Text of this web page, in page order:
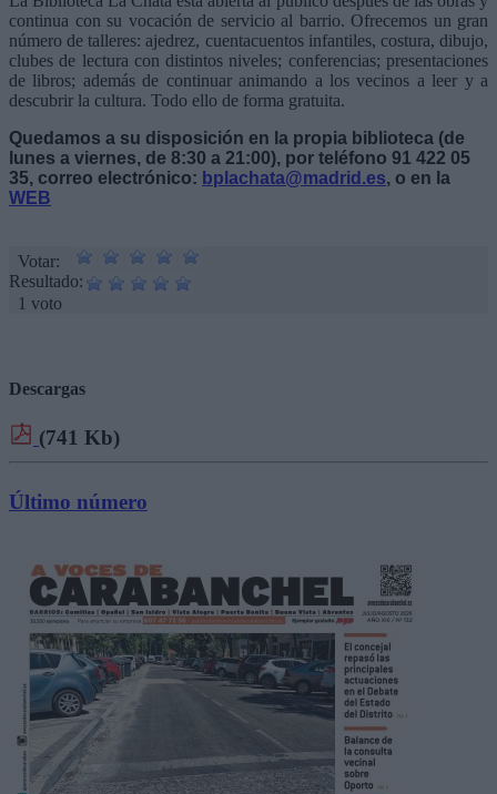
continua con su vocación de servicio al barrio. Ofrecemos un gran
número de talleres: ajedrez, cuentacuentos infantiles, costura, dibujo,
clubes de lectura con distintos niveles; conferencias; presentaciones
de libros; además de continuar animando a los vecinos a leer y a
descubrir la cultura. Todo ello de forma gratuita.
Quedamos a su disposición en la propia biblioteca (de
lunes a viernes, de 8:30 a 21:00), por teléfono 91 422 05
35, correo electrónico: bplachata@madrid.es, o en la
WEB
Votar:
Resultado:
1 voto
Descargas
(741 Kb)
Último número